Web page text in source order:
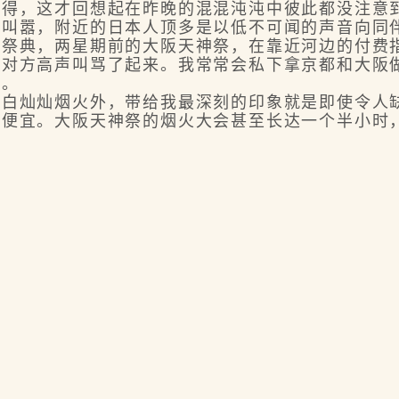
这才回想起在昨晚的混混沌沌中彼此都没注意
嚣，附近的日本人顶多是以低不可闻的声音向同
，两星期前的大阪天神祭，在靠近河边的付费
方高声叫骂了起来。我常常会私下拿京都和大
灿烟火外，带给我最深刻的印象就是即使令人
宜。大阪天神祭的烟火大会甚至长达一个半小